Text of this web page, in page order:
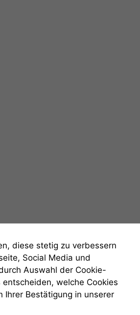
diese stetig zu verbessern
Social Media und
Auswahl der Cookie-
welche Cookies
Ihrer Bestätigung in unserer
Einige
dieser Website
sind optional.
diese Option